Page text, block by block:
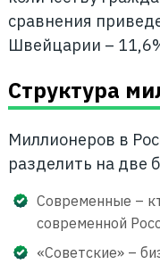
сравнения
Швейцарии –
Структура
Миллионеров в
разделить на две
Современные –
современной
«Советские» –